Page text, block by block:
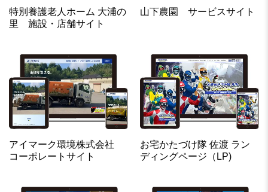
特別養護老人ホーム 大浦の
里 施設・店舗サイト
山下農園 サービスサイト
アイマーク環境株式会社
コーポレートサイト
お宅かたづけ隊 佐渡 ラン
ディングページ（LP)